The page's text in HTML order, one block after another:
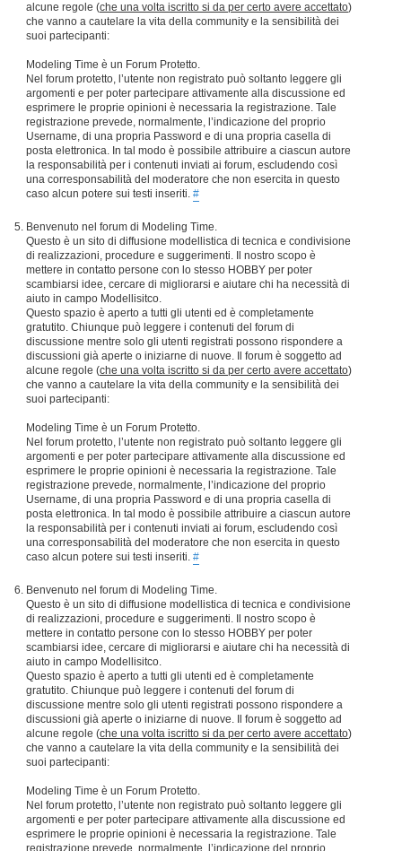
alcune regole (che una volta iscritto si da per certo avere accettato)
che vanno a cautelare la vita della community e la sensibilità dei
suoi partecipanti:
Modeling Time è un Forum Protetto.
Nel forum protetto, l’utente non registrato può soltanto leggere gli
argomenti e per poter partecipare attivamente alla discussione ed
esprimere le proprie opinioni è necessaria la registrazione. Tale
registrazione prevede, normalmente, l’indicazione del proprio
Username, di una propria Password e di una propria casella di
posta elettronica. In tal modo è possibile attribuire a ciascun autore
la responsabilità per i contenuti inviati ai forum, escludendo così
una corresponsabilità del moderatore che non esercita in questo
caso alcun potere sui testi inseriti. #
Benvenuto nel forum di Modeling Time.
Questo è un sito di diffusione modellistica di tecnica e condivisione
di realizzazioni, procedure e suggerimenti. Il nostro scopo è
mettere in contatto persone con lo stesso HOBBY per poter
scambiarsi idee, cercare di migliorarsi e aiutare chi ha necessità di
aiuto in campo Modellisitco.
Questo spazio è aperto a tutti gli utenti ed è completamente
gratutito. Chiunque può leggere i contenuti del forum di
discussione mentre solo gli utenti registrati possono rispondere a
discussioni già aperte o iniziarne di nuove. Il forum è soggetto ad
alcune regole (che una volta iscritto si da per certo avere accettato)
che vanno a cautelare la vita della community e la sensibilità dei
suoi partecipanti:
Modeling Time è un Forum Protetto.
Nel forum protetto, l’utente non registrato può soltanto leggere gli
argomenti e per poter partecipare attivamente alla discussione ed
esprimere le proprie opinioni è necessaria la registrazione. Tale
registrazione prevede, normalmente, l’indicazione del proprio
Username, di una propria Password e di una propria casella di
posta elettronica. In tal modo è possibile attribuire a ciascun autore
la responsabilità per i contenuti inviati ai forum, escludendo così
una corresponsabilità del moderatore che non esercita in questo
caso alcun potere sui testi inseriti. #
Benvenuto nel forum di Modeling Time.
Questo è un sito di diffusione modellistica di tecnica e condivisione
di realizzazioni, procedure e suggerimenti. Il nostro scopo è
mettere in contatto persone con lo stesso HOBBY per poter
scambiarsi idee, cercare di migliorarsi e aiutare chi ha necessità di
aiuto in campo Modellisitco.
Questo spazio è aperto a tutti gli utenti ed è completamente
gratutito. Chiunque può leggere i contenuti del forum di
discussione mentre solo gli utenti registrati possono rispondere a
discussioni già aperte o iniziarne di nuove. Il forum è soggetto ad
alcune regole (che una volta iscritto si da per certo avere accettato)
che vanno a cautelare la vita della community e la sensibilità dei
suoi partecipanti:
Modeling Time è un Forum Protetto.
Nel forum protetto, l’utente non registrato può soltanto leggere gli
argomenti e per poter partecipare attivamente alla discussione ed
esprimere le proprie opinioni è necessaria la registrazione. Tale
registrazione prevede, normalmente, l’indicazione del proprio